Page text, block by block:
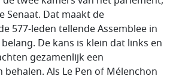
Senaat. Dat maakt de
577-leden tellende Assemblee in
De kans is klein dat links en
gezamenlijk een
Als Le Pen of Mélenchon